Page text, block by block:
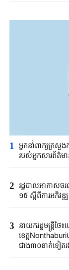
1
អ្នកនាំពាក្យក្រសួ
របស់អ្នកសារព័ត៌ម
2 រដ្ឋបាលអាកាសច
១៥ ស្តីពីការអភិ
3
នាយករដ្ឋមន្ត្រីថ
ខេត្ត
ជាង៣០នាក់ទៀត